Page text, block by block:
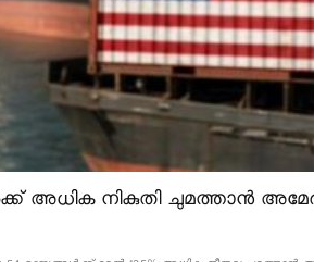
അധിക നികുതി ചുമത്താൻ